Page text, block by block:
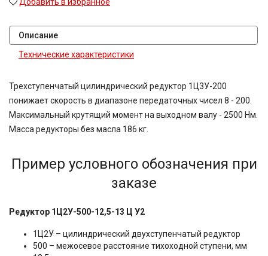
Описание
Технические характеристики
Трехступенчатый цилиндрический редуктор 1Ц3У-200
понижает скорость в диапазоне передаточных чисел 8 - 200.
Максимальный крутящий момент на выходном валу - 2500 Нм.
Масса редукторы без масла 186 кг.
Пример условного обозначения при
заказе
Редуктор 1Ц2У-500-12,5-13 Ц У2
1Ц2У – цилиндрический двухступенчатый редуктор
500 – межосевое расстояние тихоходной ступени, мм